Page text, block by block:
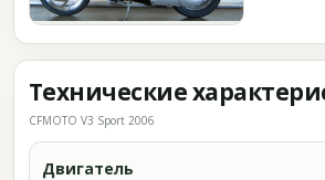
Технические
CFMOTO V3 Sport 2006
Двигатель